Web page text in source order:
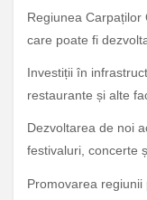
Regiunea Carpaților
care poate fi
Investiții în
restaurante și alte
Dezvoltarea de noi
festivaluri, concerte
Promovarea